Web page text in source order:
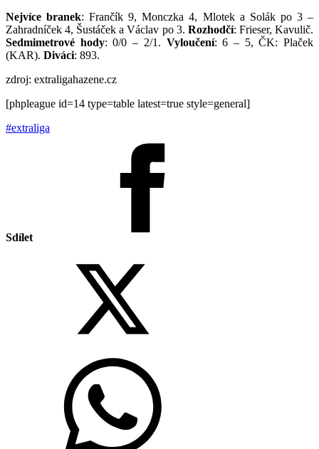
Nejvíce branek: Frančík 9, Monczka 4, Mlotek a Solák po 3 –
Zahradníček 4, Šustáček a Václav po 3. Rozhodčí: Frieser, Kavulič.
Sedmimetrové hody: 0/0 – 2/1. Vyloučení: 6 – 5, ČK: Plaček
(KAR). Diváci: 893.
zdroj: extraligahazene.cz
[phpleague id=14 type=table latest=true style=general]
#extraliga
Sdílet